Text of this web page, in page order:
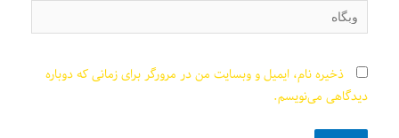
وبگاه
ذخیره نام، ایمیل و وبسایت من در مرورگر برای زمانی که دوباره
دیدگاهی می‌نویسم.